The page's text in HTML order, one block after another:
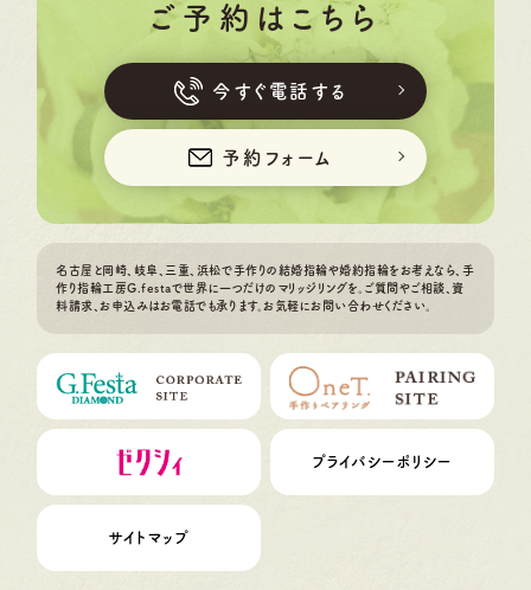
ご予約はこちら
今すぐ電話する
予約フォーム
名古屋と岡崎、岐阜、三重、浜松で手作りの結婚指輪や婚約指輪をお考えなら、手
作り指輪工房G.festaで世界に一つだけのマリッジリングを。ご質問やご相談、資
料請求、お申込みはお電話でも承ります。お気軽にお問い合わせください。
プライバシーポリシー
サイトマップ